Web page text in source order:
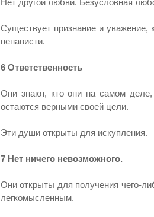
Нет другой любви. Безусловная
Существует признание и уважение,
ненависти.
6 Ответственность
Они знают, кто они на самом деле,
остаются верными своей цели.
Эти души открыты для искупления.
7 Нет ничего невозможного.
Они открыты для получения чего-
легкомысленным.